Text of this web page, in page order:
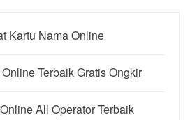
Kartu Nama Online
Terbaik Gratis Ongkir
All Operator Terbaik